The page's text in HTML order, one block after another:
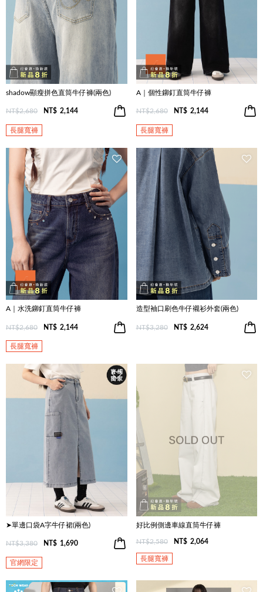
shadow顯瘦拼色直筒牛仔褲(兩色)
NT$2,680 NT$ 2,144
長腿寬褲
A｜個性鉚釘直筒牛仔褲
NT$2,680 NT$ 2,144
長腿寬褲
A｜水洗鉚釘直筒牛仔褲
NT$2,680 NT$ 2,144
長腿寬褲
造型袖口刷色牛仔襯衫外套(兩色)
NT$3,280 NT$ 2,624
➤單邊口袋A字牛仔裙(兩色)
NT$3,380 NT$ 1,690
官網限定
好比例側邊車線直筒牛仔褲
NT$2,580 NT$ 2,064
長腿寬褲